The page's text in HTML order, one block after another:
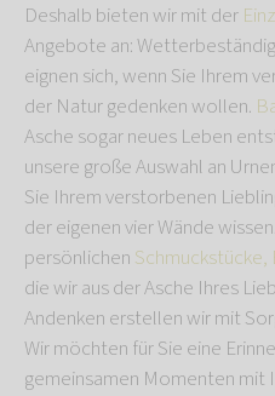
Deshalb bieten wir mit der
Angebote an:
eignen sich, wenn Sie Ihrem
der Natur gedenken wollen.
Asche sogar neues Leben
unsere große Auswahl an
Sie Ihrem verstorbenen
der eigenen vier Wände
persönlichen
die wir aus der Asche Ihres
Andenken erstellen wir mit
Wir möchten für Sie eine
gemeinsamen Momenten mit